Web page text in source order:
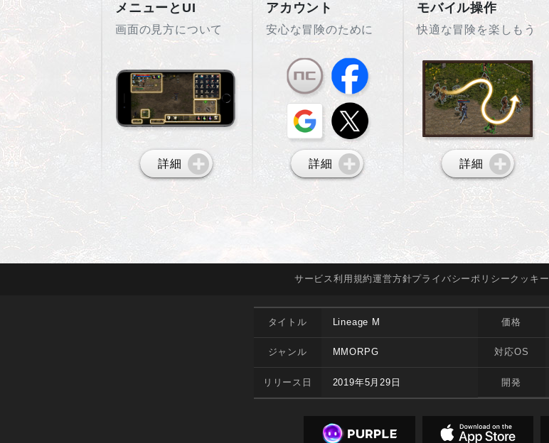
メニューとUI
画面の見方について
詳細
アカウント
安心な冒険のために
詳細
モバイル操作
快適な冒険を楽しもう
詳細
サービス利用規約運営方針プライバシーポリシークッキー
タイトル Lineage M
ジャンル MMORPG
リリース日 2019年5月29日
価格
対応OS
開発